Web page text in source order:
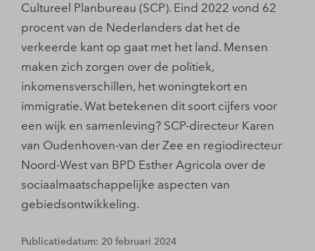
Cultureel Planbureau (SCP). Eind 2022 vond 62
procent van de Nederlanders dat het de
verkeerde kant op gaat met het land. Mensen
maken zich zorgen over de politiek,
inkomensverschillen, het woningtekort en
immigratie. Wat betekenen dit soort cijfers voor
een wijk en samenleving? SCP-directeur Karen
van Oudenhoven-van der Zee en regiodirecteur
Noord-West van BPD Esther Agricola over de
sociaalmaatschappelijke aspecten van
gebiedsontwikkeling.
Publicatiedatum: 20 februari 2024